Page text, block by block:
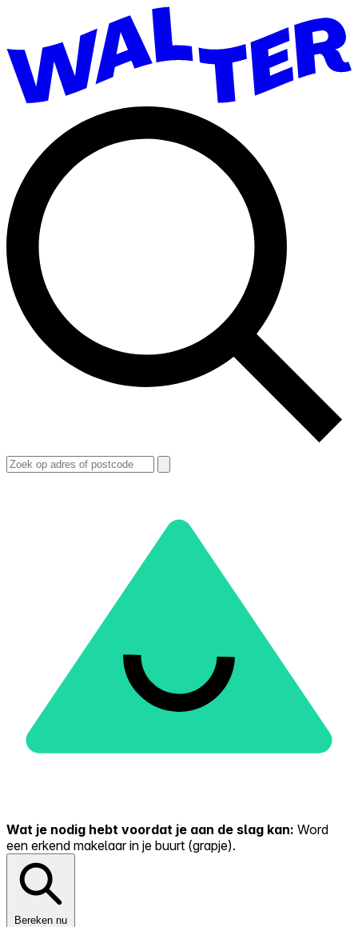
Wat je nodig hebt voordat je aan de slag kan: Word
een erkend makelaar in je buurt (grapje).
Bereken nu